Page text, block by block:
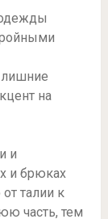
лишние
на
и
и брюках
талии к
часть, тем